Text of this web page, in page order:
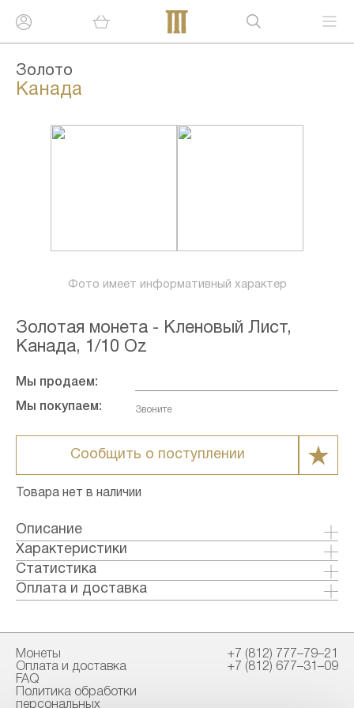
Золото
Канада
Фото имеет информативный характер
Золотая монета - Кленовый Лист,
Канада, 1/10 Oz
Мы продаем:
Мы покупаем: Звоните
Сообщить о поступлении
Товара нет в наличии
Описание
Характеристики
Металл: Золото
Страна: Канада
Годы выпуска: 2013
Проба: 9999
Вес общий гр.: 3.13
Вес чистый гр.: 3.11
Статистика
Оплата и доставка
Наличными в офисе
Способы доставки:
Монеты
Оплата и доставка
FAQ
Политика обработки
персональных
+7 (812) 777–79–21
+7 (812) 677–31–09